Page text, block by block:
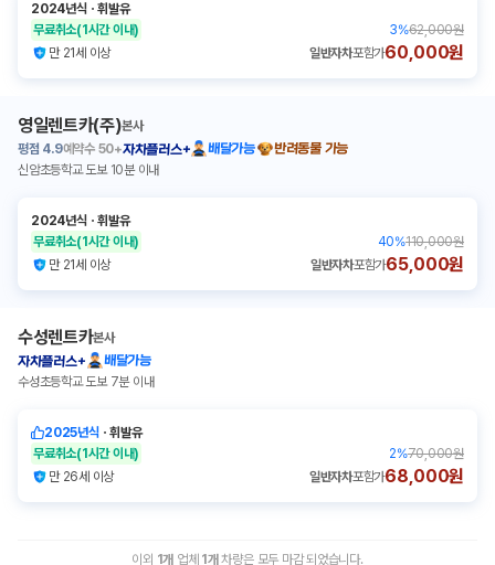
2024년식 ㆍ휘발유
무료취소(1시간 이내) 3%62,000원
만 21세 이상
일반자차포함가60,000원
영일렌트카(주)본사
평점 4.9예약수 50+자차플러스+ 배달가능
반려동물 가능
신암초등학교 도보 10분 이내
2024년식 ㆍ휘발유
무료취소(1시간 이내) 40%110,000원
만 21세 이상
일반자차포함가65,000원
수성렌트카본사
자차플러스+
배달가능
수성초등학교 도보 7분 이내
2025년식 ㆍ휘발유
무료취소(1시간 이내) 2%70,000원
만 26세 이상
일반자차포함가68,000원
이외 1개 업체 1 개 차량은 모두 마감 되었습니다.